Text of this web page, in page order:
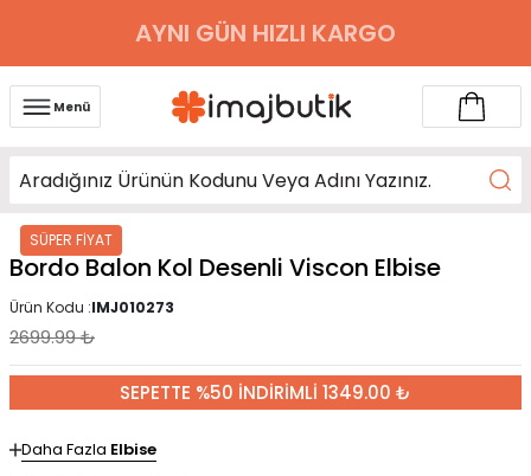
AYNI GÜN HIZLI KARGO
Menü
SÜPER FİYAT
Bordo Balon Kol Desenli Viscon Elbise
Ürün Kodu :IMJ010273
2699.99₺
SEPETTE %50 İNDİRİMLİ 1349.00 ₺
Daha Fazla Elbise